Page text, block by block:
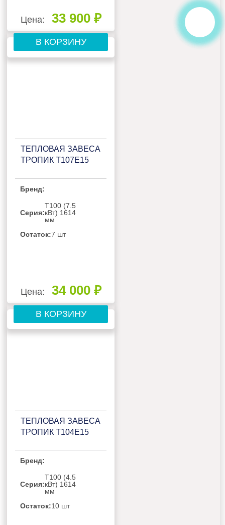
Цена: 33 900 ₽
В КОРЗИНУ
ТЕПЛОВАЯ ЗАВЕСА
ТРОПИК Т107Е15
Бренд:
Серия:
Т100 (7.5
кВт) 1614
мм
Остаток:7 шт
Цена: 34 000 ₽
В КОРЗИНУ
ТЕПЛОВАЯ ЗАВЕСА
ТРОПИК Т104Е15
Бренд:
Серия:
Т100 (4.5
кВт) 1614
мм
Остаток:10 шт